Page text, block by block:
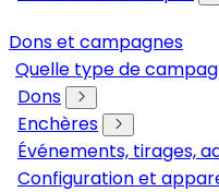
Dons et campagnes
Quelle type de
Dons
Enchères
Événements, tirages,
Configuration et